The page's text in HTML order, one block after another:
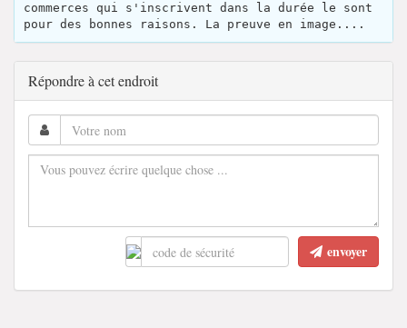
commerces qui s'inscrivent dans la durée le sont
pour des bonnes raisons. La preuve en image....
Répondre à cet endroit
envoyer